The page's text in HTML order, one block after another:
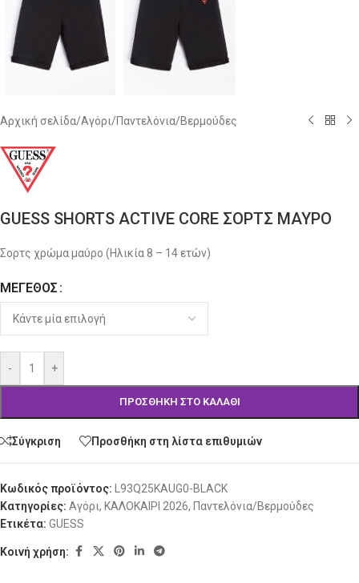
Αρχική σελίδα/Αγόρι/Παντελόνια/Βερμούδες
GUESS SHORTS ACTIVE CORE ΣΟΡΤΣ ΜΑΥΡΟ
Σορτς χρώμα μαύρο (Ηλικία 8 – 14 ετών)
ΜΈΓΕΘΟΣ
- +
ΠΡΟΣΘΉΚΗ ΣΤΟ ΚΑΛΆΘΙ
Alternative:
Σύγκριση Προσθήκη στη λίστα επιθυμιών
Κωδικός προϊόντος:
L93Q25KAUG0-BLACK
Κατηγορίες: Αγόρι, ΚΑΛΟΚΑΙΡΙ 2026, Παντελόνια/Βερμούδες
Ετικέτα: GUESS
Κοινή χρήση: